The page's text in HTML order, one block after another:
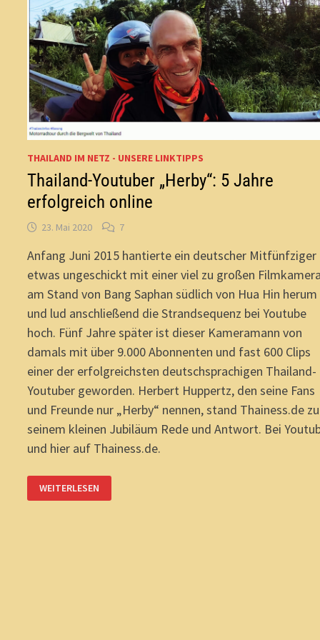
THAILAND IM NETZ - UNSERE LINKTIPPS
Thailand-Youtuber „Herby“: 5 Jahre
erfolgreich online
23. Mai 2020 7
Anfang Juni 2015 hantierte ein deutscher Mitfünfziger
etwas ungeschickt mit einer viel zu großen
am Stand von Bang Saphan südlich von Hua Hin herum
und lud anschließend die Strandsequenz bei Youtube
hoch. Fünf Jahre später ist dieser Kameramann von
damals mit über 9.000 Abonnenten und fast 600 Clips
einer der erfolgreichsten deutschsprachigen Thailand-
Youtuber geworden. Herbert Huppertz, den seine Fans
und Freunde nur „Herby“ nennen, stand Thainess.de zu
seinem kleinen Jubiläum Rede und Antwort. Bei
und hier auf Thainess.de.
YOUTUBER
„HERBY“:
WEITERLESEN